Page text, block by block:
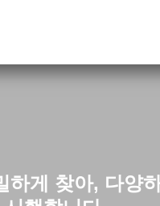
하게 찾아, 다양